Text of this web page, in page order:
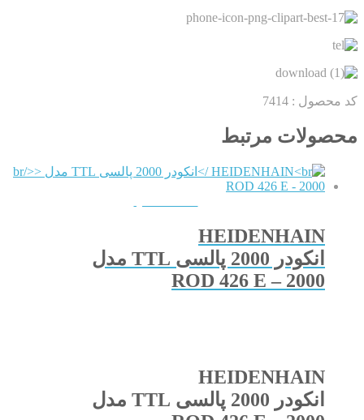
کد محصول : 7414
محصولات مرتبط
HEIDENHAIN
انکودر 2000 پالسی TTL مدل
ROD 426 E – 2000
HEIDENHAIN
انکودر 2000 پالسی TTL مدل